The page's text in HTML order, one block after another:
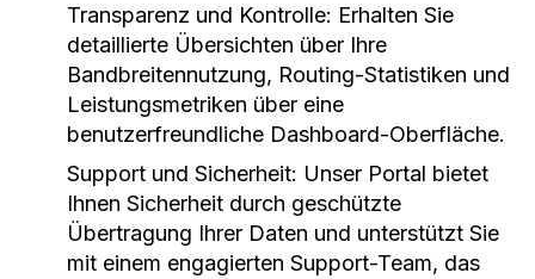
Transparenz und Kontrolle: Erhalten Sie
detaillierte Übersichten über Ihre
Bandbreitennutzung, Routing-Statistiken und
Leistungsmetriken über eine
benutzerfreundliche Dashboard-Oberfläche.
Support und Sicherheit: Unser Portal bietet
Ihnen Sicherheit durch geschützte
Übertragung Ihrer Daten und unterstützt Sie
mit einem engagierten Support-Team, das